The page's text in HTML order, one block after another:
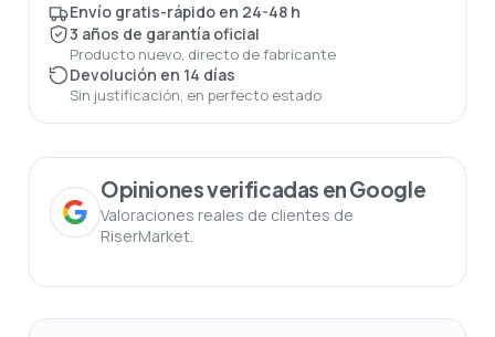
Envío gratis-rápido en 24-48 h
3 años de garantía oficial
Producto nuevo, directo de fabricante
Devolución en 14 días
Sin justificación, en perfecto estado
Opiniones verificadas en Google
Valoraciones reales de clientes de
RiserMarket.